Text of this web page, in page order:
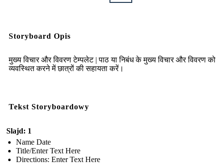
Storyboard Opis
मुख्य विचार और विवरण टेम्पलेट | पाठ या निबंध के मुख्य विचार और विवरण को
व्यवस्थित करने में छात्रों की सहायता करें।
Tekst Storyboardowy
Slajd: 1
Name Date
Title/Enter Text Here
Directions: Enter Text Here